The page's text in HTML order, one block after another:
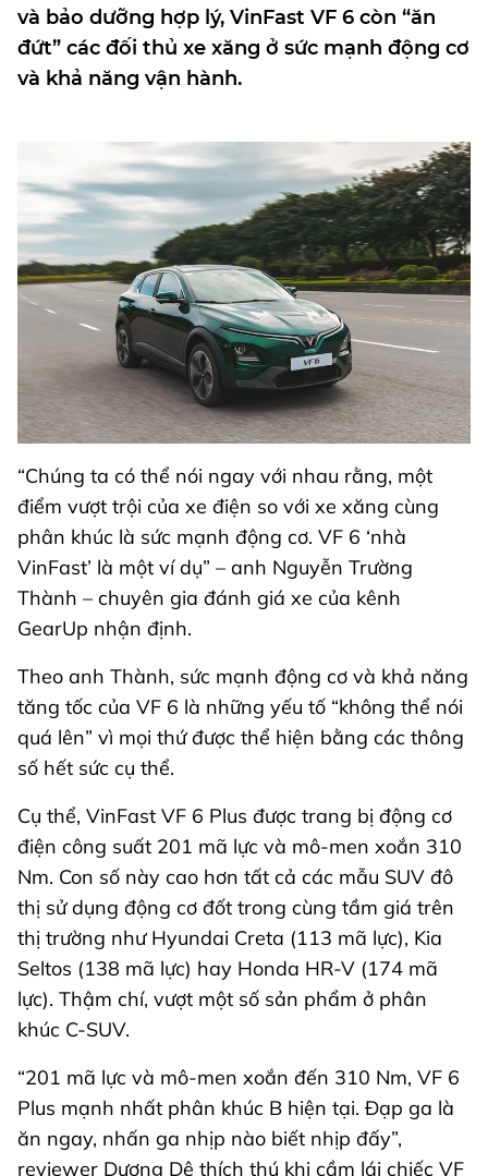
và bảo dưỡng hợp lý, VinFast VF 6 còn “ăn
đứt” các đối thủ xe xăng ở sức mạnh động cơ
và khả năng vận hành.
“Chúng ta có thể nói ngay với nhau rằng, một
điểm vượt trội của xe điện so với xe xăng cùng
phân khúc là sức mạnh động cơ. VF 6 ‘nhà
VinFast’ là một ví dụ” – anh Nguyễn Trường
Thành – chuyên gia đánh giá xe của kênh
GearUp nhận định.
Theo anh Thành, sức mạnh động cơ và khả năng
tăng tốc của VF 6 là những yếu tố “không thể nói
quá lên” vì mọi thứ được thể hiện bằng các thông
số hết sức cụ thể.
Cụ thể, VinFast VF 6 Plus được trang bị động cơ
điện công suất 201 mã lực và mô-men xoắn 310
Nm. Con số này cao hơn tất cả các mẫu SUV đô
thị sử dụng động cơ đốt trong cùng tầm giá trên
thị trường như Hyundai Creta (113 mã lực), Kia
Seltos (138 mã lực) hay Honda HR-V (174 mã
lực). Thậm chí, vượt một số sản phẩm ở phân
khúc C-SUV.
“201 mã lực và mô-men xoắn đến 310 Nm, VF 6
Plus mạnh nhất phân khúc B hiện tại. Đạp ga là
ăn ngay, nhấn ga nhịp nào biết nhịp đấy”,
reviewer Dương Dê thích thú khi cầm lái chiếc VF